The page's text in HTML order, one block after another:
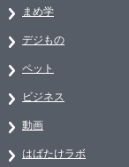
まめ学
デジもの
ペット
ビジネス
動画
はばたけラボ